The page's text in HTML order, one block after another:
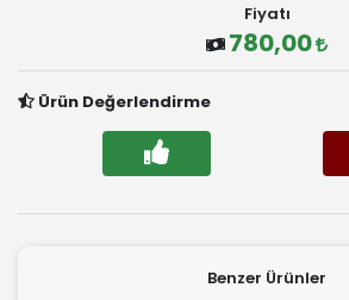
Fiyatı
780,00
Ürün Değerlendirme
Benzer Ürünler